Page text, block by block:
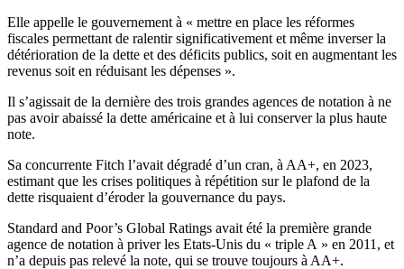
Elle appelle le gouvernement à « mettre en place les réformes
fiscales permettant de ralentir significativement et même inverser la
détérioration de la dette et des déficits publics, soit en augmentant les
revenus soit en réduisant les dépenses ».
Il s’agissait de la dernière des trois grandes agences de notation à ne
pas avoir abaissé la dette américaine et à lui conserver la plus haute
note.
Sa concurrente Fitch l’avait dégradé d’un cran, à AA+, en 2023,
estimant que les crises politiques à répétition sur le plafond de la
dette risquaient d’éroder la gouvernance du pays.
Standard and Poor’s Global Ratings avait été la première grande
agence de notation à priver les Etats-Unis du « triple A » en 2011, et
n’a depuis pas relevé la note, qui se trouve toujours à AA+.